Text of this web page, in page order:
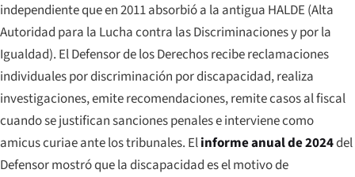
independiente que en 2011 absorbió a la antigua HALDE(Alta
Autoridad para la Lucha contra las Discriminaciones y por la
Igualdad). El Defensor de los Derechos recibe reclamaciones
individuales por discriminación por discapacidad, realiza
investigaciones, emite recomendaciones, remite casos al fiscal
cuando se justifican sanciones penales e interviene como
amicus curiaeante los tribunales. Elinforme anual de 2024del
Defensor mostró que la discapacidad es el motivo de